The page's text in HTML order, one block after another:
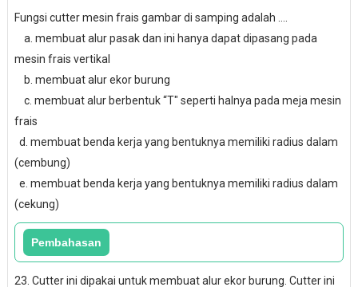
Fungsi cutter mesin frais gambar di samping adalah ....
a. membuat alur pasak dan ini hanya dapat dipasang pada
mesin frais vertikal
b. membuat alur ekor burung
c. membuat alur berbentuk “T" seperti halnya pada meja mesin
frais
d. membuat benda kerja yang bentuknya memiliki radius dalam
(cembung)
e. membuat benda kerja yang bentuknya memiliki radius dalam
(cekung)
23. Cutter ini dipakai untuk membuat alur ekor burung. Cutter ini